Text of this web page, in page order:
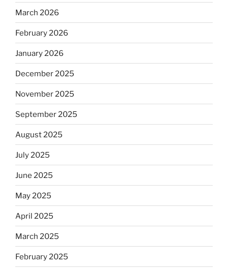
March 2026
February 2026
January 2026
December 2025
November 2025
September 2025
August 2025
July 2025
June 2025
May 2025
April 2025
March 2025
February 2025